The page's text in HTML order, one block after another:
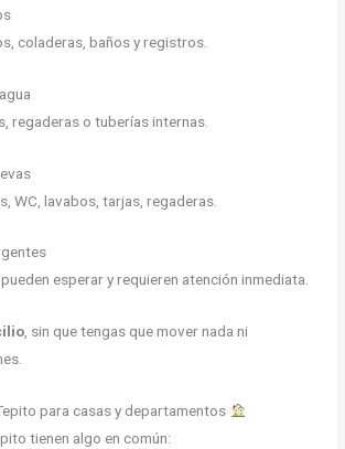
coladeras, baños y registros.
regaderas o tuberías internas.
WC, lavabos, tarjas, regaderas.
esperar y requieren atención inmediata.
, sin que tengas que mover nada ni
para casas y departamentos
tienen algo en común: